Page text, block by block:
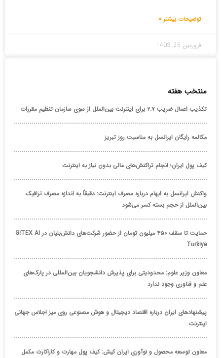
توضیحات بیشتر »
فروردین 25, 1403
منتخب هفته
تکذیب اعمال ضریب ۲.۷ برای اینترنت بین‌الملل از سوی سازمان تنظیم مقررات
مکالمه رایگان ایرانسل به مناسبت روز تبریز
کیف پول ایران؛ انجام تراکنش‌های مالی بدون نیاز به اینترنت
واکنش ایرانسل به ابهام درباره مصرف اینترنت: دقیقاً به اندازه مصرف ترافیک
بین‌الملل از حجم بسته کسر می‌شود
حمایت تا سقف ۴۵۰ میلیون تومان از حضور شرکت‌های دانش‌بنیان در GITEX AI
Türkiye
معاون وزیر علوم: محدودیتی برای پذیرش دانشجویان بین‌المللی در پارک‌های
علم و فناوری وجود ندارد
پیشنهادهای ایران درباره اقتصاد دیجیتال و هوش مصنوعی روی میز اجلاس جهانی
اینترنت
معاون توسعه محصول و نوآوری ایران کیش: کیف پول مهارت و کاراکارت مکمل